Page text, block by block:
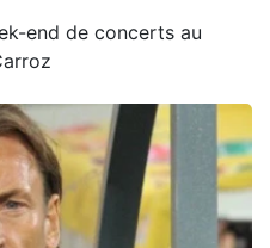
end de concerts au